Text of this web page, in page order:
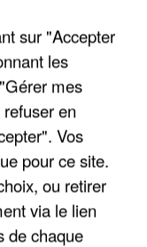
PAR UNE
sur "Accepter
les
mes
en
Vos
pour ce site.
ou retirer
via le lien
de chaque